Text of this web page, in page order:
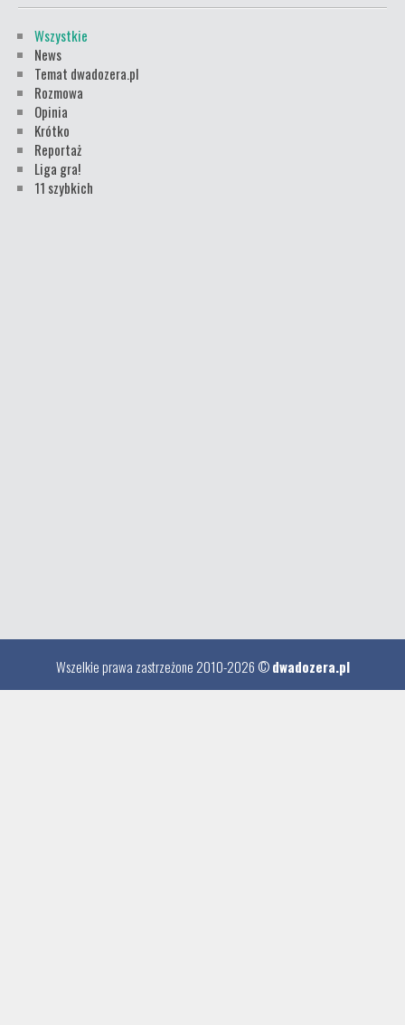
Wszystkie
News
Temat dwadozera.pl
Rozmowa
Opinia
Krótko
Reportaż
Liga gra!
11 szybkich
Wszelkie prawa zastrzeżone 2010-2026 ©dwadozera.pl